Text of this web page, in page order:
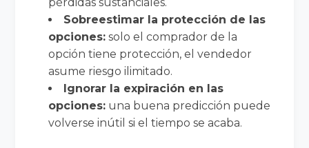
Sobreestimar la protección de las
opciones: solo el comprador de la
opción tiene protección, el vendedor
asume riesgo ilimitado.
Ignorar la expiración en las
opciones: una buena predicción puede
volverse inútil si el tiempo se acaba.